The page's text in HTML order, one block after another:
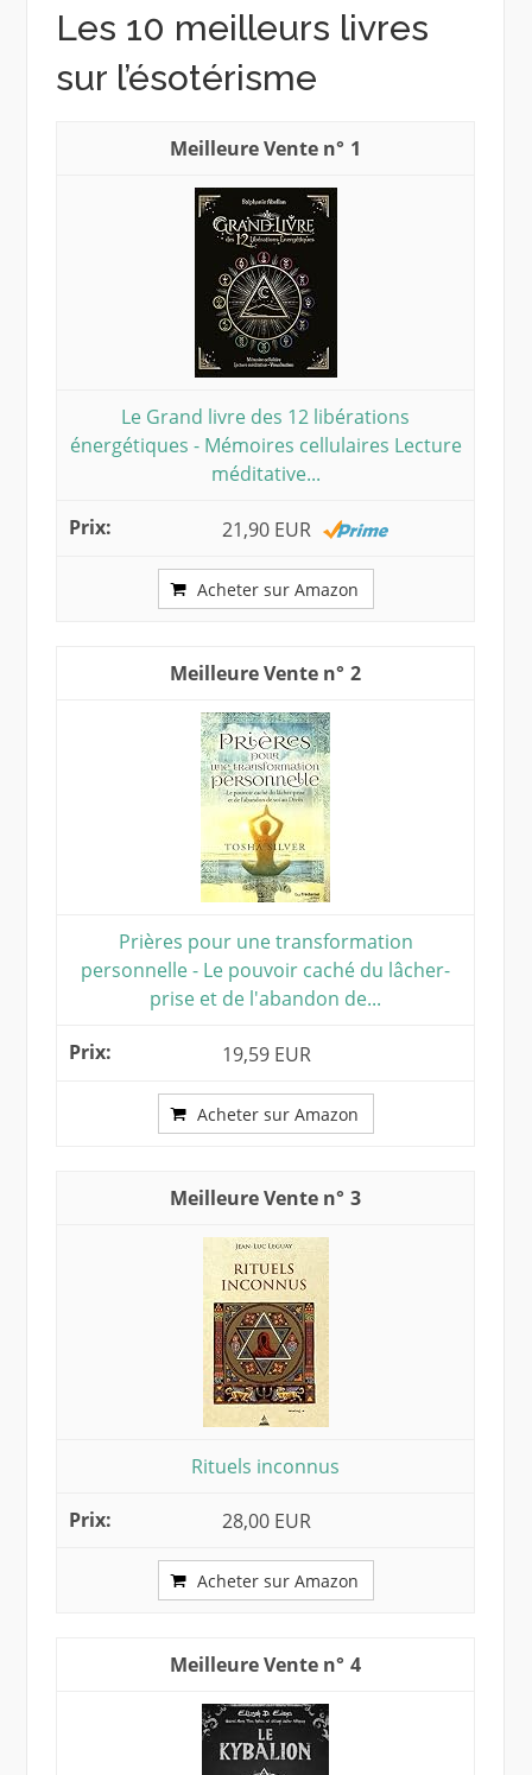
Les 10 meilleurs livres
sur l’ésotérisme
1
Le Grand livre des 12 libérations
énergétiques - Mémoires cellulaires Lecture
méditative...
21,90 EUR
Acheter sur Amazon
2
Prières pour une transformation
personnelle - Le pouvoir caché du lâcher-
prise et de l'abandon de...
19,59 EUR
Acheter sur Amazon
3
Rituels inconnus
28,00 EUR
Acheter sur Amazon
4